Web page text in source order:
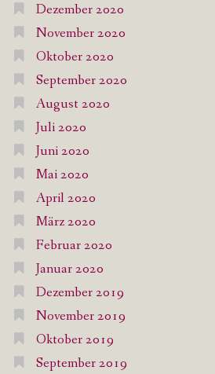
Dezember 2020
November 2020
Oktober 2020
September 2020
August 2020
Juli 2020
Juni 2020
Mai 2020
April 2020
März 2020
Februar 2020
Januar 2020
Dezember 2019
November 2019
Oktober 2019
September 2019